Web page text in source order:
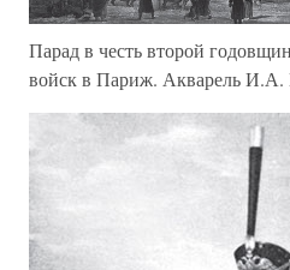
Парад в честь второй
войск в Париж. Акварель И.А.